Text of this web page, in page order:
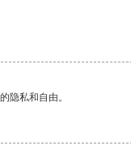
隐私和自由。